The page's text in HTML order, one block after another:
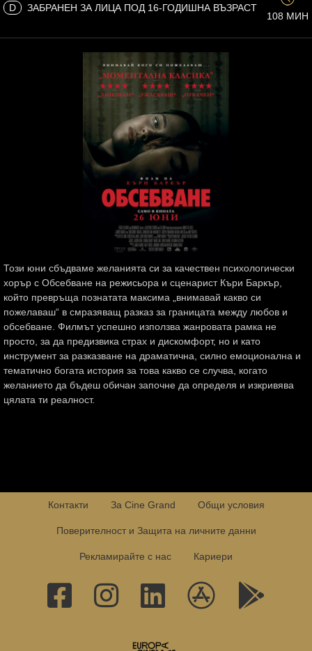
D ЗАБРАНЕН ЗА ЛИЦА ПОД 16-ГОДИШНА ВЪЗРАСТ
108 МИН
Този юни сбъдваме желанията си за качествен психологически
хорър с Обсебване на режисьора и сценарист Къри Баркър,
който превръща познатата максима „внимавай какво си
пожелаваш“ в смразяващ разказ за границата между любов и
обсебване. Филмът успешно използва жанровата рамка не
просто, за да предизвика страх и дискомфорт, но и като
инструмент за разказване на драматична, силно емоционална и
тематично богата история за това какво се случва, когато
желанието да бъдеш обичан започне да определя и изкривява
цялата ти реалност.
Контакти За Cine Grand Общи условия
Поверителност и Защита на личните данни
Рекламирайте с нас Кариери